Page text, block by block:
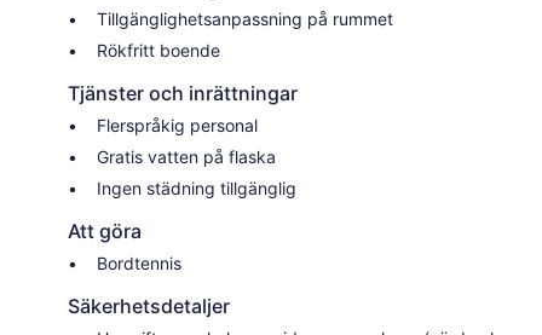
Tillgänglighetsanpassning på rummet
Rökfritt boende
Tjänster och inrättningar
Flerspråkig personal
Gratis vatten på flaska
Ingen städning tillgänglig
Att göra
Bordtennis
Säkerhetsdetaljer